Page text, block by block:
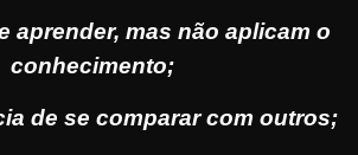
aprender, mas não aplicam o
conhecimento;
de se comparar com outros;